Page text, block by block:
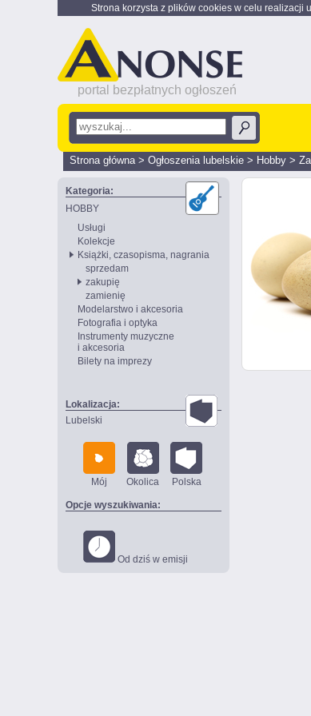
Strona korzysta z plików cookies w celu realizacji
portal bezpłatnych ogłoszeń
Strona główna> Ogłoszenia lubelskie > Hobby >
Kategoria:
HOBBY
Usługi
Kolekcje
Książki, czasopisma, nagrania
sprzedam
zakupię
zamienię
Modelarstwo i akcesoria
Fotografia i optyka
Instrumenty muzyczne
i akcesoria
Bilety na imprezy
Lokalizacja:
Lubelski
Mój Okolica Polska
Opcje wyszukiwania:
Od dziś w emisji